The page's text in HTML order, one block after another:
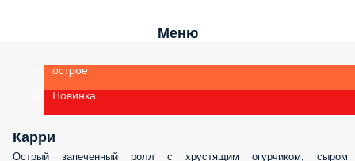
Меню
острое
Новинка
Карри
Острый запеченный ролл с хрустящим огурчиком, сыром